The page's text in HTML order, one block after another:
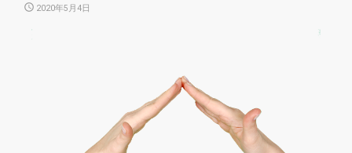
POSTED
2020年5月4日